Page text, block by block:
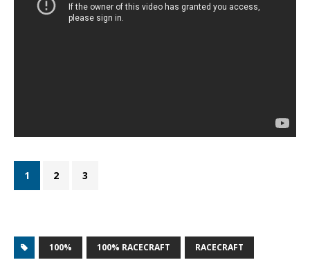
1 2 3
100% 100% RACECRAFT RACECRAFT